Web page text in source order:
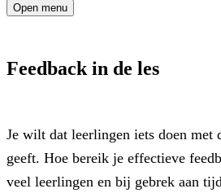
Open menu
Feedback in de les
Je wilt dat leerlingen iets doen met
geeft. Hoe bereik je effectieve
veel leerlingen en bij gebrek aan